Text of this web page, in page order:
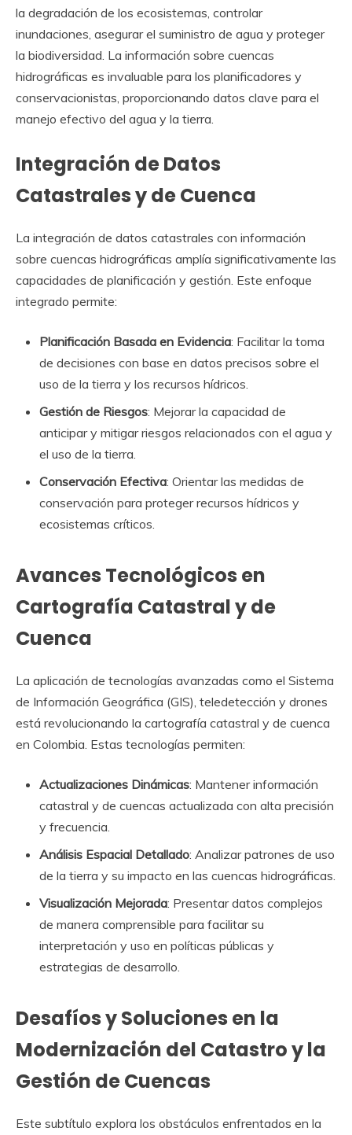
la degradación de los ecosistemas, controlar
inundaciones, asegurar el suministro de agua y proteger
la biodiversidad. La información sobre cuencas
hidrográficas es invaluable para los planificadores y
conservacionistas, proporcionando datos clave para el
manejo efectivo del agua y la tierra.
Integración de Datos
Catastrales y de Cuenca
La integración de datos catastrales con información
sobre cuencas hidrográficas amplía significativamente las
capacidades de planificación y gestión. Este enfoque
integrado permite:
Planificación Basada en Evidencia: Facilitar la toma
de decisiones con base en datos precisos sobre el
uso de la tierra y los recursos hídricos.
Gestión de Riesgos: Mejorar la capacidad de
anticipar y mitigar riesgos relacionados con el agua y
el uso de la tierra.
Conservación Efectiva: Orientar las medidas de
conservación para proteger recursos hídricos y
ecosistemas críticos.
Avances Tecnológicos en
Cartografía Catastral y de
Cuenca
La aplicación de tecnologías avanzadas como el Sistema
de Información Geográfica (GIS), teledetección y drones
está revolucionando la cartografía catastral y de cuenca
en Colombia. Estas tecnologías permiten:
Actualizaciones Dinámicas: Mantener información
catastral y de cuencas actualizada con alta precisión
y frecuencia.
Análisis Espacial Detallado: Analizar patrones de uso
de la tierra y su impacto en las cuencas hidrográficas.
Visualización Mejorada: Presentar datos complejos
de manera comprensible para facilitar su
interpretación y uso en políticas públicas y
estrategias de desarrollo.
Desafíos y Soluciones en la
Modernización del Catastro y la
Gestión de Cuencas
Este subtítulo explora los obstáculos enfrentados en la